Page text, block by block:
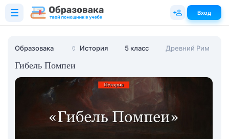
Образовака 🏺 История 5 класс Древний Рим
Гибель Помпеи
Вход